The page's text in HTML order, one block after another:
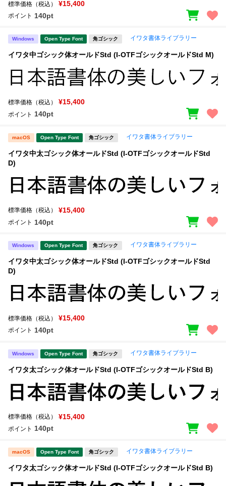
標準価格（税込） ¥15,400
ポイント 140pt
Windows Open Type Font 角ゴシック イワタ書体ライブラリー
イワタ中ゴシック体オールドStd (I-OTFゴシックオールドStd M)
標準価格（税込） ¥15,400
ポイント 140pt
macOS Open Type Font 角ゴシック イワタ書体ライブラリー
イワタ中太ゴシック体オールドStd (I-OTFゴシックオールドStd
D)
標準価格（税込） ¥15,400
ポイント 140pt
Windows Open Type Font 角ゴシック イワタ書体ライブラリー
イワタ中太ゴシック体オールドStd (I-OTFゴシックオールドStd
D)
標準価格（税込） ¥15,400
ポイント 140pt
Windows Open Type Font 角ゴシック イワタ書体ライブラリー
イワタ太ゴシック体オールドStd (I-OTFゴシックオールドStd B)
標準価格（税込） ¥15,400
ポイント 140pt
macOS Open Type Font 角ゴシック イワタ書体ライブラリー
イワタ太ゴシック体オールドStd (I-OTFゴシックオールドStd B)